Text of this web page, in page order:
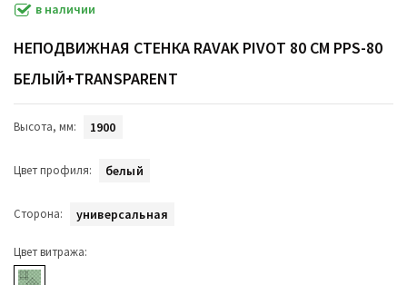
в наличии
НЕПОДВИЖНАЯ СТЕНКА RAVAK PIVOT 80 СМ PPS-80
БЕЛЫЙ+TRANSPARENT
Высота, мм: 1900
Цвет профиля: белый
Сторона: универсальная
Цвет витража: